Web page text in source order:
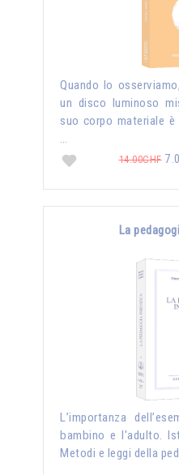
Quando lo
un disco luminoso
suo corpo materiale
…
14.00CHF
La
L’importanza
bambino e l'adulto.
Metodi e leggi della